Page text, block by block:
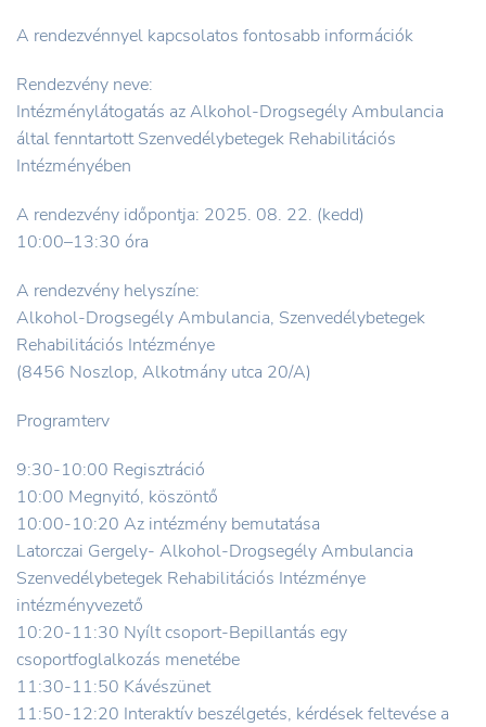
A rendezvénnyel kapcsolatos fontosabb információk
Rendezvény neve:
Intézménylátogatás az Alkohol-Drogsegély Ambulancia
által fenntartott Szenvedélybetegek Rehabilitációs
Intézményében
A rendezvény időpontja: 2025. 08. 22. (kedd)
10:00–13:30 óra
A rendezvény helyszíne:
Alkohol-Drogsegély Ambulancia, Szenvedélybetegek
Rehabilitációs Intézménye
(8456 Noszlop, Alkotmány utca 20/A)
Programterv
9:30-10:00 Regisztráció
10:00 Megnyitó, köszöntő
10:00-10:20 Az intézmény bemutatása
Latorczai Gergely- Alkohol-Drogsegély Ambulancia
Szenvedélybetegek Rehabilitációs Intézménye
intézményvezető
10:20-11:30 Nyílt csoport-Bepillantás egy
csoportfoglalkozás menetébe
11:30-11:50 Kávészünet
11:50-12:20 Interaktív beszélgetés, kérdések feltevése a